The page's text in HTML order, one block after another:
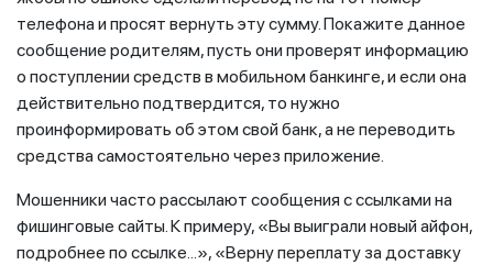
телефона и просят вернуть эту сумму. Покажите данное
сообщение родителям, пусть они проверят информацию
о поступлении средств в мобильном банкинге, и если она
действительно подтвердится, то нужно
проинформировать об этом свой банк, а не переводить
средства самостоятельно через приложение.
Мошенники часто рассылают сообщения с ссылками на
фишинговые сайты. К примеру, «Вы выиграли новый айфон,
подробнее по ссылке...», «Верну переплату за доставку